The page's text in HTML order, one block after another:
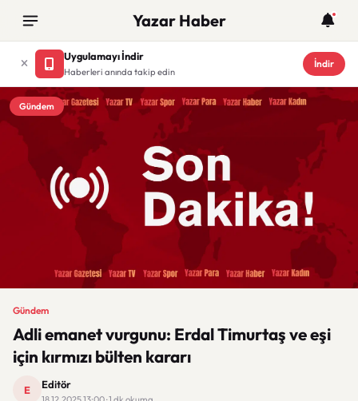
Yazar Haber
Uygulamayı İndir
Haberleri anında takip edin
İndir
Gündem
Gündem
Adli emanet vurgunu: Erdal Timurtaş ve eşi
için kırmızı bülten kararı
E Editör